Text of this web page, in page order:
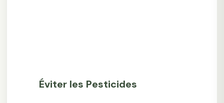
Éviter les Pesticides